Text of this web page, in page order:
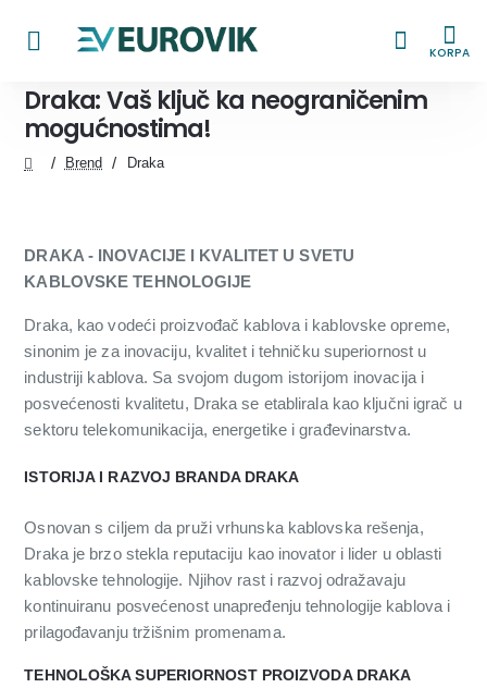
KORPA
Draka: Vaš ključ ka neograničenim
mogućnostima!
Brend Draka
DRAKA - INOVACIJE I KVALITET U SVETU
KABLOVSKE TEHNOLOGIJE
Draka, kao vodeći proizvođač kablova i kablovske opreme,
sinonim je za inovaciju, kvalitet i tehničku superiornost u
industriji kablova. Sa svojom dugom istorijom inovacija i
posvećenosti kvalitetu, Draka se etablirala kao ključni igrač u
sektoru telekomunikacija, energetike i građevinarstva.
ISTORIJA I RAZVOJ BRANDA DRAKA
Osnovan s ciljem da pruži vrhunska kablovska rešenja,
Draka je brzo stekla reputaciju kao inovator i lider u oblasti
kablovske tehnologije. Njihov rast i razvoj odražavaju
kontinuiranu posvećenost unapređenju tehnologije kablova i
prilagođavanju tržišnim promenama.
TEHNOLOŠKA SUPERIORNOST PROIZVODA DRAKA